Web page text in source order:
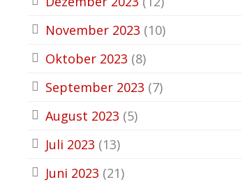
November 2023 (10)
Oktober 2023 (8)
September 2023 (7)
August 2023 (5)
Juli 2023 (13)
Juni 2023 (21)